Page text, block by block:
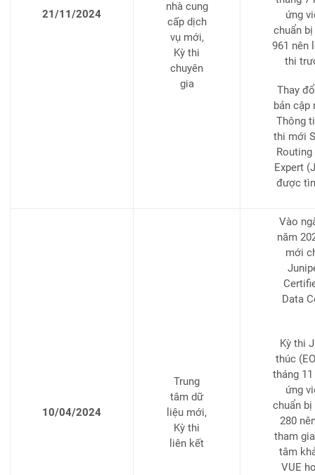
21/11/2024
nhà cung
cấp dịch
vụ mới,
Kỳ thi
chuyên
gia
ứng
chuẩn
961 nên
thi
Thay
bản cập
Thông
thi mới
Expert
được
10/04/2024
Trung
tâm dữ
liệu mới,
Kỳ thi
liên kết
Vào
năm
mới
Data
Kỳ thi
thúc
tháng
ứng
chuẩn
280
tham
tâm
VUE